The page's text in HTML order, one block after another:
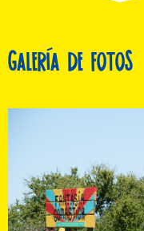
Galería de fotos